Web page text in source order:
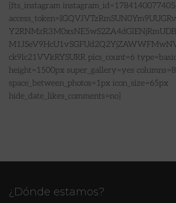
[fts_instagram
ck9lc21VVkRYSURR pics_count=6
height=1500px super_gallery=yes
space_between_photos=1px icon_size=65px
hide_date_likes_comments=no]
¿Dónde estamos?